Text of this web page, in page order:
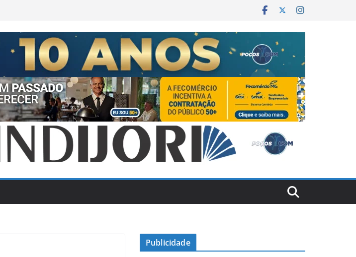
Publicidade